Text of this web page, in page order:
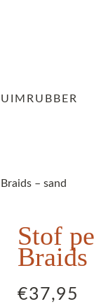
– sand
Stof
Braids
€37,95